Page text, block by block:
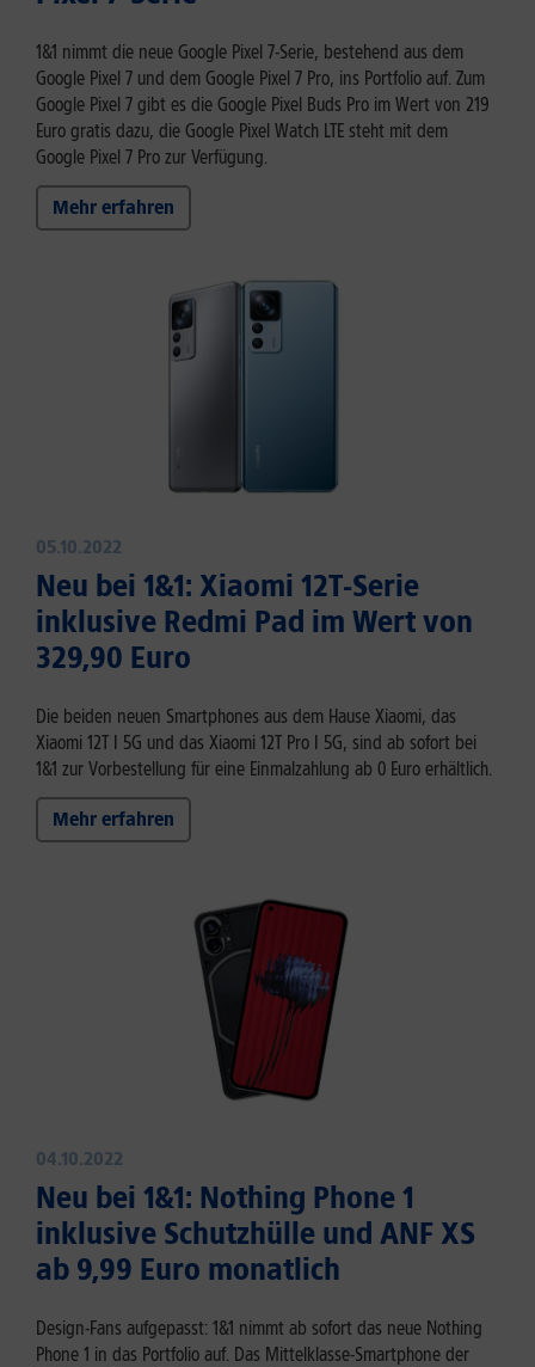
1&1 nimmt die neue Google Pixel 7-Serie, bestehend aus dem
Google Pixel 7 und dem Google Pixel 7 Pro, ins Portfolio auf. Zum
Google Pixel 7 gibt es die Google Pixel Buds Pro im Wert von 219
Euro gratis dazu, die Google Pixel Watch LTE steht mit dem
Google Pixel 7 Pro zur Verfügung.
Mehr erfahren
05.10.2022
Neu bei 1&1: Xiaomi 12T-Serie
inklusive Redmi Pad im Wert von
329,90 Euro
Die beiden neuen Smartphones aus dem Hause Xiaomi, das
Xiaomi 12T I 5G und das Xiaomi 12T Pro I 5G, sind ab sofort bei
1&1 zur Vorbestellung für eine Einmalzahlung ab 0 Euro erhältlich.
Mehr erfahren
04.10.2022
Neu bei 1&1: Nothing Phone 1
inklusive Schutzhülle und ANF XS
ab 9,99 Euro monatlich
Design-Fans aufgepasst: 1&1 nimmt ab sofort das neue Nothing
Phone 1 in das Portfolio auf. Das Mittelklasse-Smartphone der